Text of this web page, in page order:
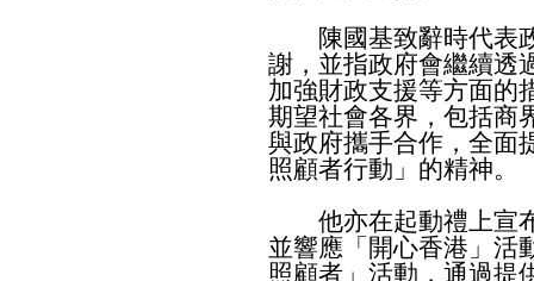
陳國基致辭時代表政
謝，並指政府會繼續透
加強財政支援等方面的
期望社會各界，包括商
與政府攜手合作，全面
照顧者行動」的精神。
他亦在起動禮上宣布
並響應「開心香港」活
照顧者」活動，通過提